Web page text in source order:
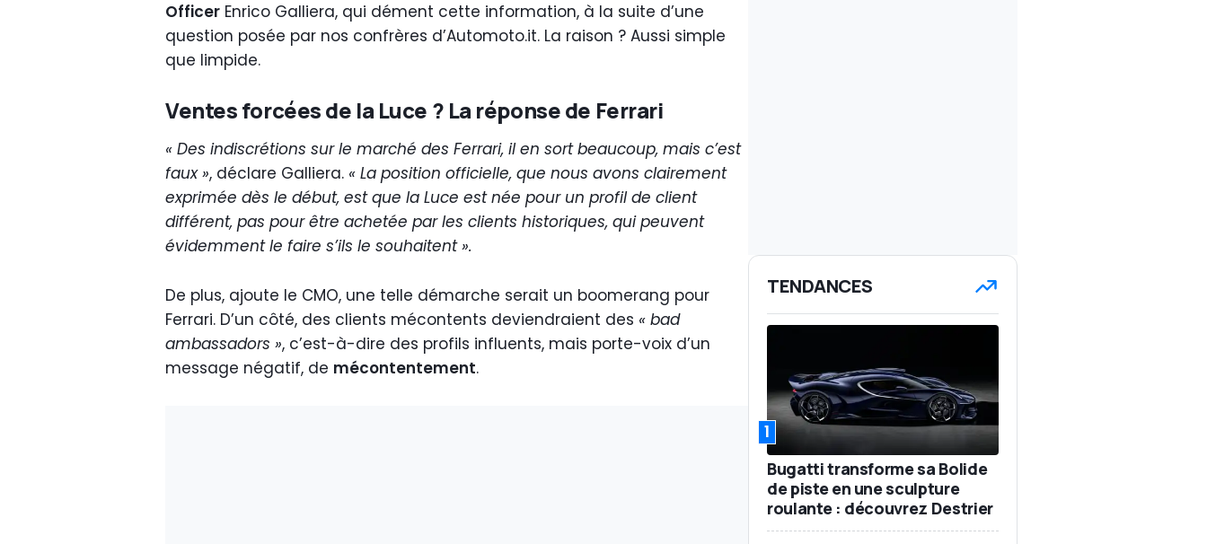
Officer Enrico Galliera, qui dément cette information, à la suite d’une
question posée par nos confrères d’Automoto.it. La raison ? Aussi simple
que limpide.
Ventes forcées de la Luce ? La réponse de Ferrari
« Des indiscrétions sur le marché des Ferrari, il en sort beaucoup, mais c’est
faux », déclare Galliera. « La position officielle, que nous avons clairement
exprimée dès le début, est que la Luce est née pour un profil de client
différent, pas pour être achetée par les clients historiques, qui peuvent
évidemment le faire s’ils le souhaitent ».
De plus, ajoute le CMO, une telle démarche serait un boomerang pour
Ferrari. D’un côté, des clients mécontents deviendraient des « bad
ambassadors », c’est-à-dire des profils influents, mais porte-voix d’un
message négatif, de mécontentement.
TENDANCES
1
Bugatti transforme sa Bolide
de piste en une sculpture
roulante : découvrez Destrier